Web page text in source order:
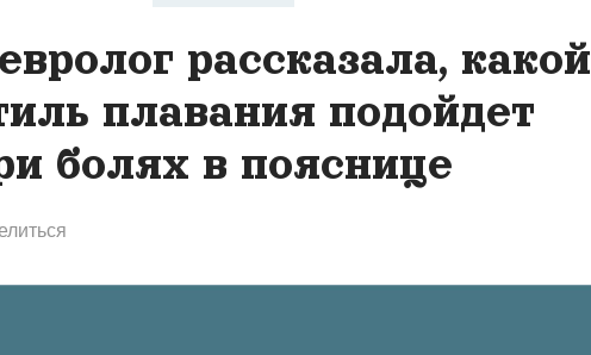
рассказала, какой
плавания подойдет
болях в пояснице